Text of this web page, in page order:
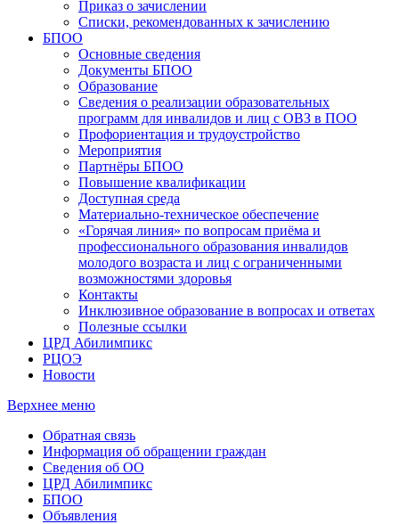
Приказ о зачислении
Списки, рекомендованных к зачислению
БПОО
Основные сведения
Документы БПОО
Образование
Сведения о реализации образовательных
программ для инвалидов и лиц с ОВЗ в ПОО
Профориентация и трудоустройство
Мероприятия
Партнёры БПОО
Повышение квалификации
Доступная среда
Материально-техническое обеспечение
«Горячая линия» по вопросам приёма и
профессионального образования инвалидов
молодого возраста и лиц с ограниченными
возможностями здоровья
Контакты
Инклюзивное образование в вопросах и ответах
Полезные ссылки
ЦРД Абилимпикс
РЦОЭ
Новости
Верхнее меню
Обратная связь
Информация об обращении граждан
Сведения об ОО
ЦРД Абилимпикс
БПОО
Объявления